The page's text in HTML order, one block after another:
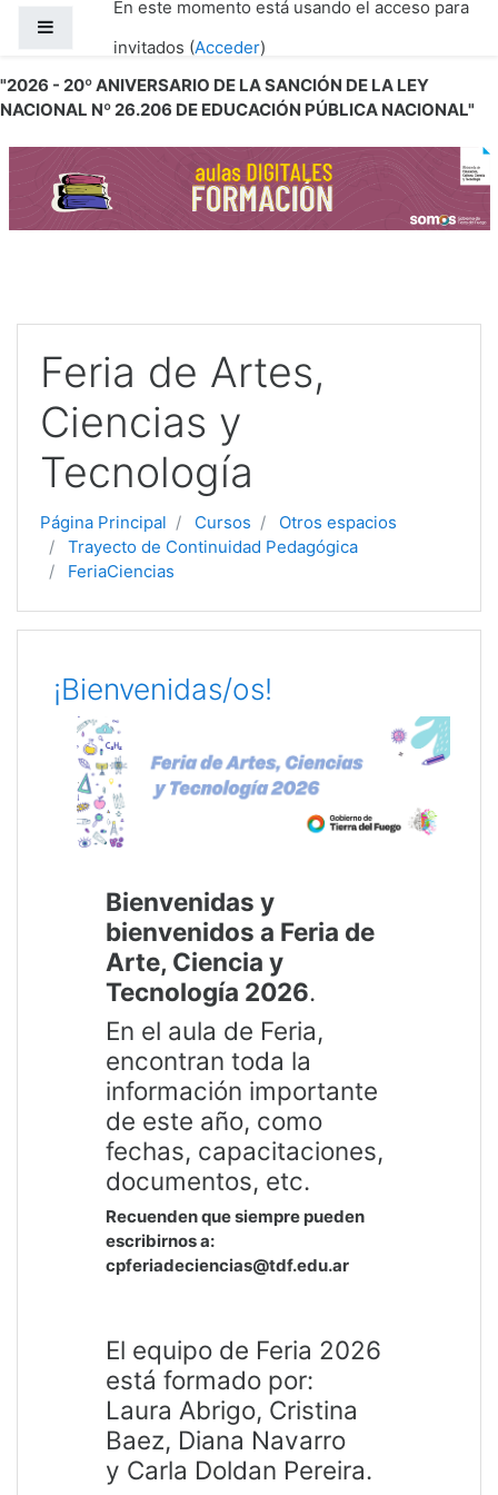
Salta al contenido principal
"2026 - 20º ANIVERSARIO DE LA SANCIÓN DE LA LEY
NACIONAL Nº 26.206 DE EDUCACIÓN PÚBLICA NACIONAL"
En este momento está usando el acceso para
invitados (Acceder)
Feria de Artes,
Ciencias y
Tecnología
Página Principal Cursos
Otros espacios
Trayecto de Continuidad Pedagógica
FeriaCiencias
Diagrama de temas
¡Bienvenidas/os!
Bienvenidas y
bienvenidos a Feria de
Arte, Ciencia y
Tecnología 2026.
En el aula de Feria,
encontran toda la
información importante
de este año, como
fechas, capacitaciones,
documentos, etc.
Recuenden que siempre pueden
escribirnos a:
cpferiadeciencias@tdf.edu.ar
El equipo de Feria 2026
está formado por:
Laura Abrigo, Cristina
Baez, Diana Navarro
y Carla Doldan Pereira.